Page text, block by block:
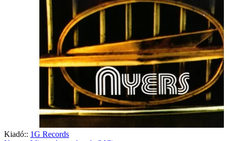
Kiadó:: 1G Records